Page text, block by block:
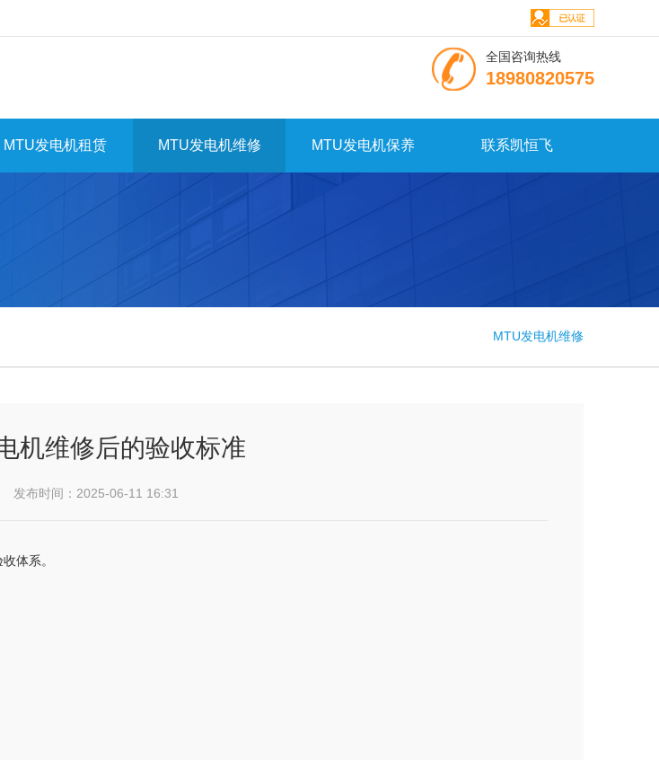
全国咨询热线
18980820575
MTU发电机租赁 MTU发电机维修 MTU发电机保养 联系凯恒飞
MTU发电机维修
机维修后的验收标准
发布时间：2025-06-11 16:31
体系。